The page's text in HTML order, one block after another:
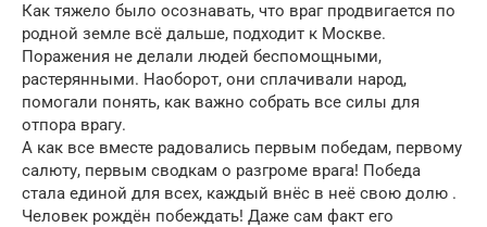
Как тяжело было осознавать, что враг продвигается по
родной земле всё дальше, подходит к Москве.
Поражения не делали людей беспомощными,
растерянными. Наоборот, они сплачивали народ,
помогали понять, как важно собрать все силы для
отпора врагу.
А как все вместе радовались первым победам, первому
салюту, первым сводкам о разгроме врага! Победа
стала единой для всех, каждый внёс в неё свою долю .
Человек рождён побеждать! Даже сам факт его